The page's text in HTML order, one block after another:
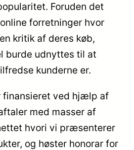
Foruden det
forretninger hvor
kritik af deres køb,
burde udnyttes til at
kunderne er.
finansieret ved hjælp af
med masser af
hvori vi præsenterer
og høster honorar for